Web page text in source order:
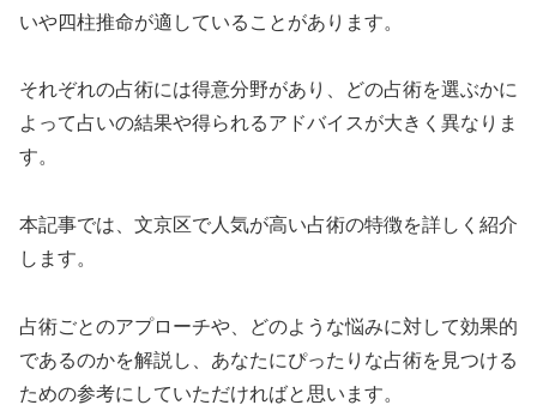
いや四柱推命が適していることがあります。
それぞれの占術には得意分野があり、どの占術を選ぶかに
よって占いの結果や得られるアドバイスが大きく異なりま
す。
本記事では、文京区で人気が高い占術の特徴を詳しく紹介
します。
占術ごとのアプローチや、どのような悩みに対して効果的
であるのかを解説し、あなたにぴったりな占術を見つける
ための参考にしていただければと思います。